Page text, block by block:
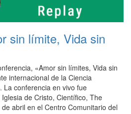
sin límite, Vida sin
«Amor sin límites, Vida sin
internacional de la Ciencia
La conferencia en vivo fue
de Cristo, Científico, The
abril en el Centro Comunitario del